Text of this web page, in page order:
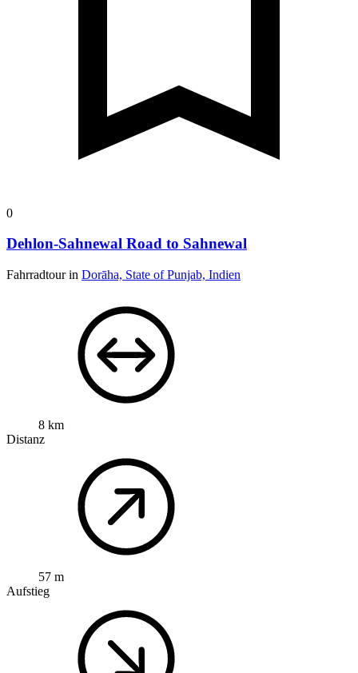
0
Dehlon-Sahnewal Road to Sahnewal
Fahrradtour in Dorāha, State of Punjab, Indien
8 km
Distanz
57 m
Aufstieg